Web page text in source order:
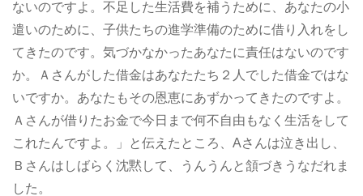
ないのですよ。不足した生活費を補うために、あなたの小
遣いのために、子供たちの進学準備のために借り入れをし
てきたのです。気づかなかったあなたに責任はないのです
か。Ａさんがした借金はあなたたち２人でした借金ではな
いですか。あなたもその恩恵にあずかってきたのですよ。
Ａさんが借りたお金で今日まで何不自由もなく生活をして
これたんですよ。」と伝えたところ、Aさんは泣き出し、
Ｂさんはしばらく沈黙して、うんうんと頷づきうなだれま
した。